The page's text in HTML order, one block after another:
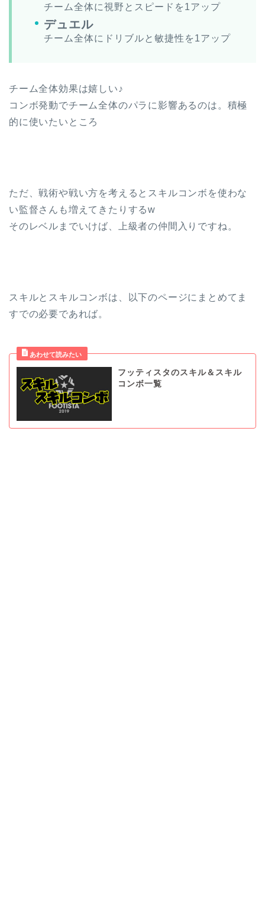
チーム全体に視野とスピードを1アップ
デュエル
チーム全体にドリブルと敏捷性を1アップ
チーム全体効果は嬉しい♪
コンボ発動でチーム全体のパラに影響あるのは。積極
的に使いたいところ
ただ、戦術や戦い方を考えるとスキルコンボを使わな
い監督さんも増えてきたりするw
そのレベルまでいけば、上級者の仲間入りですね。
スキルとスキルコンボは、以下のページにまとめてま
すでの必要であれば。
フッティスタのスキル＆スキル
コンボ一覧